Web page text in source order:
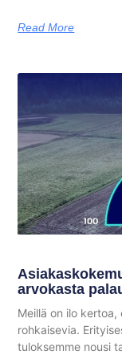
Read More
arvokasta
Meillä on ilo
rohkaisevia.
tuloksemme nousi